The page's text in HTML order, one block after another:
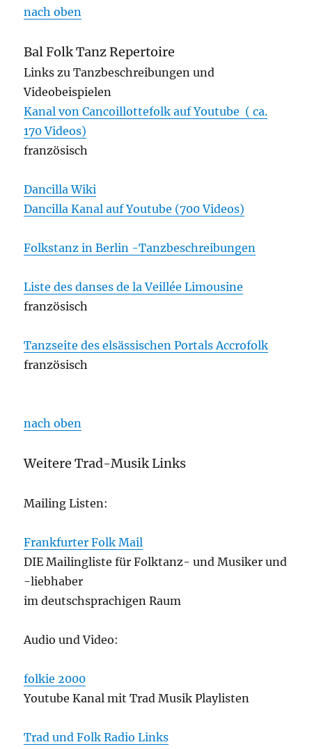
nach oben
Bal Folk Tanz Repertoire
Links zu Tanzbeschreibungen und
Videobeispielen
Kanal von Cancoillottefolk auf Youtube ( ca.
170 Videos)
französisch
Dancilla Wiki
Dancilla Kanal auf Youtube (700 Videos)
Folkstanz in Berlin -Tanzbeschreibungen
Liste des danses de la Veillée Limousine
französisch
Tanzseite des elsässischen Portals Accrofolk
französisch
nach oben
Weitere Trad-Musik Links
Mailing Listen:
Frankfurter Folk Mail
DIE Mailingliste für Folktanz- und Musiker und
-liebhaber
im deutschsprachigen Raum
Audio und Video:
folkie 2000
Youtube Kanal mit Trad Musik Playlisten
Trad und Folk Radio Links